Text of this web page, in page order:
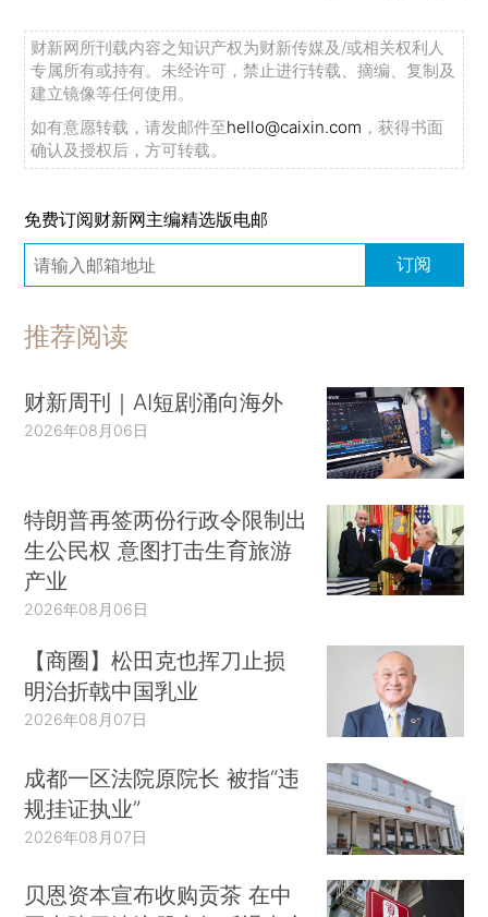
财新网所刊载内容之知识产权为财新传媒及/或相关权利人
专属所有或持有。未经许可，禁止进行转载、摘编、复制及
建立镜像等任何使用。
如有意愿转载，请发邮件至hello@caixin.com ，获得书面
确认及授权后，方可转载。
免费订阅财新网主编精选版电邮
订阅
推荐阅读
财新周刊｜AI短剧涌向海外
2026年08月06日
特朗普再签两份行政令限制出
生公民权 意图打击生育旅游
产业
2026年08月06日
【商圈】松田克也挥刀止损
明治折戟中国乳业
2026年08月07日
成都一区法院原院长 被指“违
规挂证执业”
2026年08月07日
贝恩资本宣布收购贡茶 在中